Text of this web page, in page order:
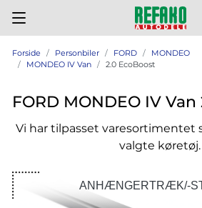
Forside Personbiler FORD
MONDEO
MONDEO IV Van
2.0 EcoBoost
FORD MONDEO IV
Vi har tilpasset varesortimentet
valgte køretøj.
ANHÆNGERTRÆK/-